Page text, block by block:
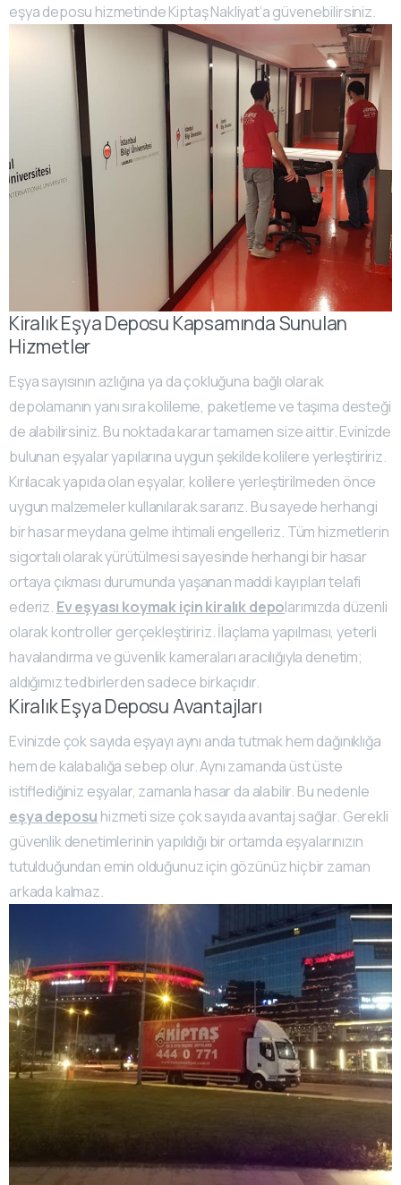
eşya deposu hizmetinde Kiptaş Nakliyat’a güvenebilirsiniz.
Kiralık Eşya Deposu Kapsamında Sunulan
Hizmetler
Eşya sayısının azlığına ya da çokluğuna bağlı olarak
depolamanın yanı sıra kolileme, paketleme ve taşıma desteği
de alabilirsiniz. Bu noktada karar tamamen size aittir. Evinizde
bulunan eşyalar yapılarına uygun şekilde kolilere yerleştiririz.
Kırılacak yapıda olan eşyalar, kolilere yerleştirilmeden önce
uygun malzemeler kullanılarak sararız. Bu sayede herhangi
bir hasar meydana gelme ihtimali engelleriz. Tüm hizmetlerin
sigortalı olarak yürütülmesi sayesinde herhangi bir hasar
ortaya çıkması durumunda yaşanan maddi kayıpları telafi
ederiz. Ev eşyası koymak için kiralık depolarımızda düzenli
olarak kontroller gerçekleştiririz. İlaçlama yapılması, yeterli
havalandırma ve güvenlik kameraları aracılığıyla denetim;
aldığımız tedbirlerden sadece birkaçıdır.
Kiralık Eşya Deposu Avantajları
Evinizde çok sayıda eşyayı aynı anda tutmak hem dağınıklığa
hem de kalabalığa sebep olur. Aynı zamanda üst üste
istiflediğiniz eşyalar, zamanla hasar da alabilir. Bu nedenle
eşya deposu hizmeti size çok sayıda avantaj sağlar. Gerekli
güvenlik denetimlerinin yapıldığı bir ortamda eşyalarınızın
tutulduğundan emin olduğunuz için gözünüz hiçbir zaman
arkada kalmaz.